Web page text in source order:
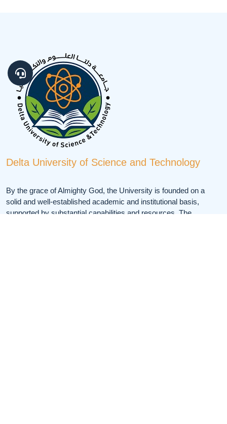
Delta University of Science and Technology
By the grace of Almighty God, the University is founded on a
solid and well-established academic and institutional basis,
supported by substantial capabilities and resources. The